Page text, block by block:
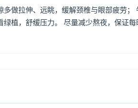
做拉伸、远眺，缓解颈椎与眼部疲劳
植，舒缓压力。 尽量减少熬夜，保证